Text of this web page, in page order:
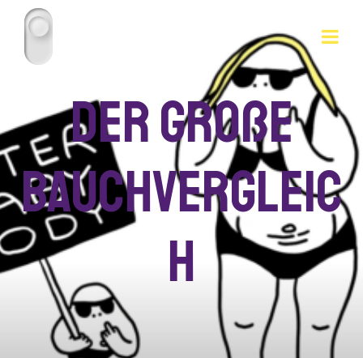
Der große
Bauchvergleic
h